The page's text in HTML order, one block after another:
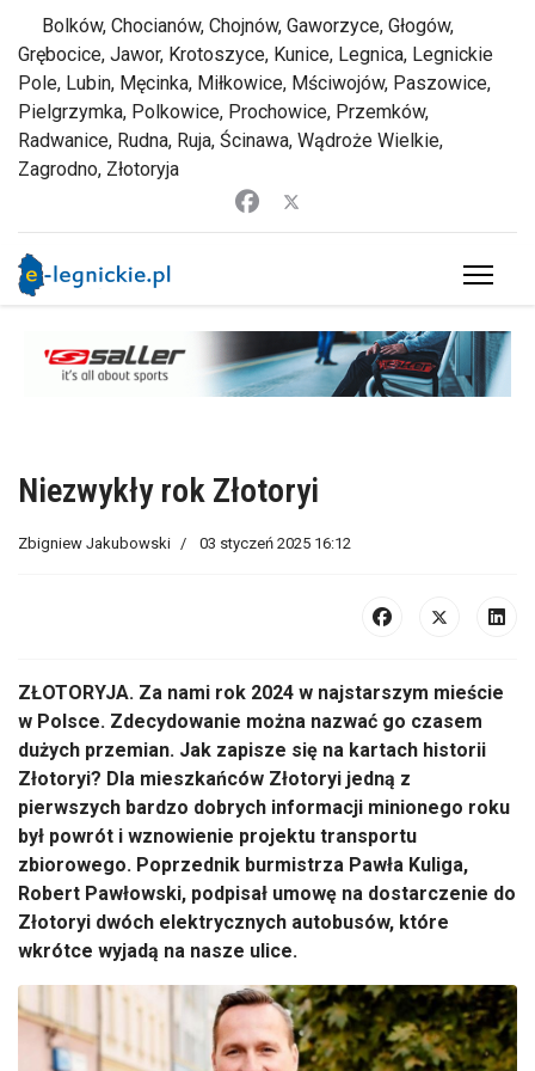
Bolków, Chocianów, Chojnów, Gaworzyce, Głogów,
Grębocice, Jawor, Krotoszyce, Kunice, Legnica, Legnickie
Pole, Lubin, Męcinka, Miłkowice, Mściwojów, Paszowice,
Pielgrzymka, Polkowice, Prochowice, Przemków,
Radwanice, Rudna, Ruja, Ścinawa, Wądroże Wielkie,
Zagrodno, Złotoryja
Niezwykły rok Złotoryi
Zbigniew Jakubowski 03 styczeń 2025 16:12
ZŁOTORYJA. Za nami rok 2024 w najstarszym mieście
w Polsce. Zdecydowanie można nazwać go czasem
dużych przemian. Jak zapisze się na kartach historii
Złotoryi? Dla mieszkańców Złotoryi jedną z
pierwszych bardzo dobrych informacji minionego roku
był powrót i wznowienie projektu transportu
zbiorowego. Poprzednik burmistrza Pawła Kuliga,
Robert Pawłowski, podpisał umowę na dostarczenie do
Złotoryi dwóch elektrycznych autobusów, które
wkrótce wyjadą na nasze ulice.